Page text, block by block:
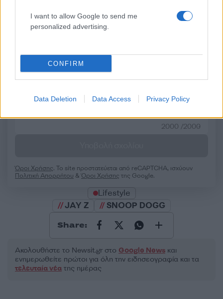
I want to allow Google to send me
personalized advertising.
CONFIRM
Data Deletion Data Access Privacy Policy
2000 /2000
Όροι Χρήσης. Το site προστατεύεται από reCAPTCHA, ισχύουν
Πολιτική Απορρήτου &Όροι Χρήσης της Google.
Lifestyle
JAY Z
SNOOP DOGG
Share:
Ακολουθήστε το Νewsit.gr στο Google News και
ενημερωθείτε πρώτοι για όλη την ειδησεογραφία και τα
τελευταία νέα της ημέρας